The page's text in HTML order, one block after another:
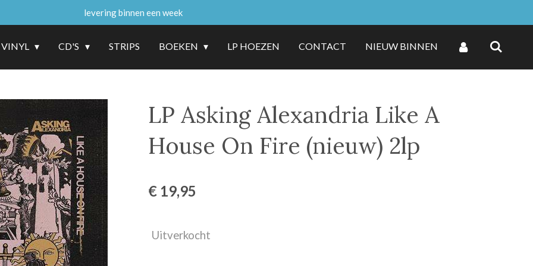
levering binnen een week
VINYL CD'S STRIPS BOEKEN LP HOEZEN CONTACT NIEUW BINNEN
LP Asking Alexandria Like A
House On Fire (nieuw) 2lp
€ 19,95
Uitverkocht